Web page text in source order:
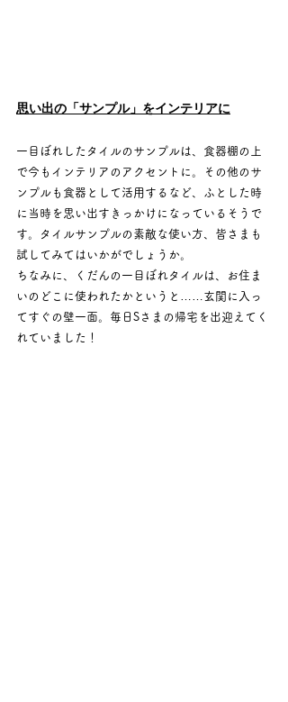
思い出の「サンプル」をインテリアに
一目ぼれしたタイルのサンプルは、食器棚の上
で今もインテリアのアクセントに。その他のサ
ンプルも食器として活用するなど、ふとした時
に当時を思い出すきっかけになっているそうで
す。タイルサンプルの素敵な使い方、皆さまも
試してみてはいかがでしょうか。
ちなみに、くだんの一目ぼれタイルは、お住ま
いのどこに使われたかというと……玄関に入っ
てすぐの壁一面。毎日Sさまの帰宅を出迎えてく
れていました！